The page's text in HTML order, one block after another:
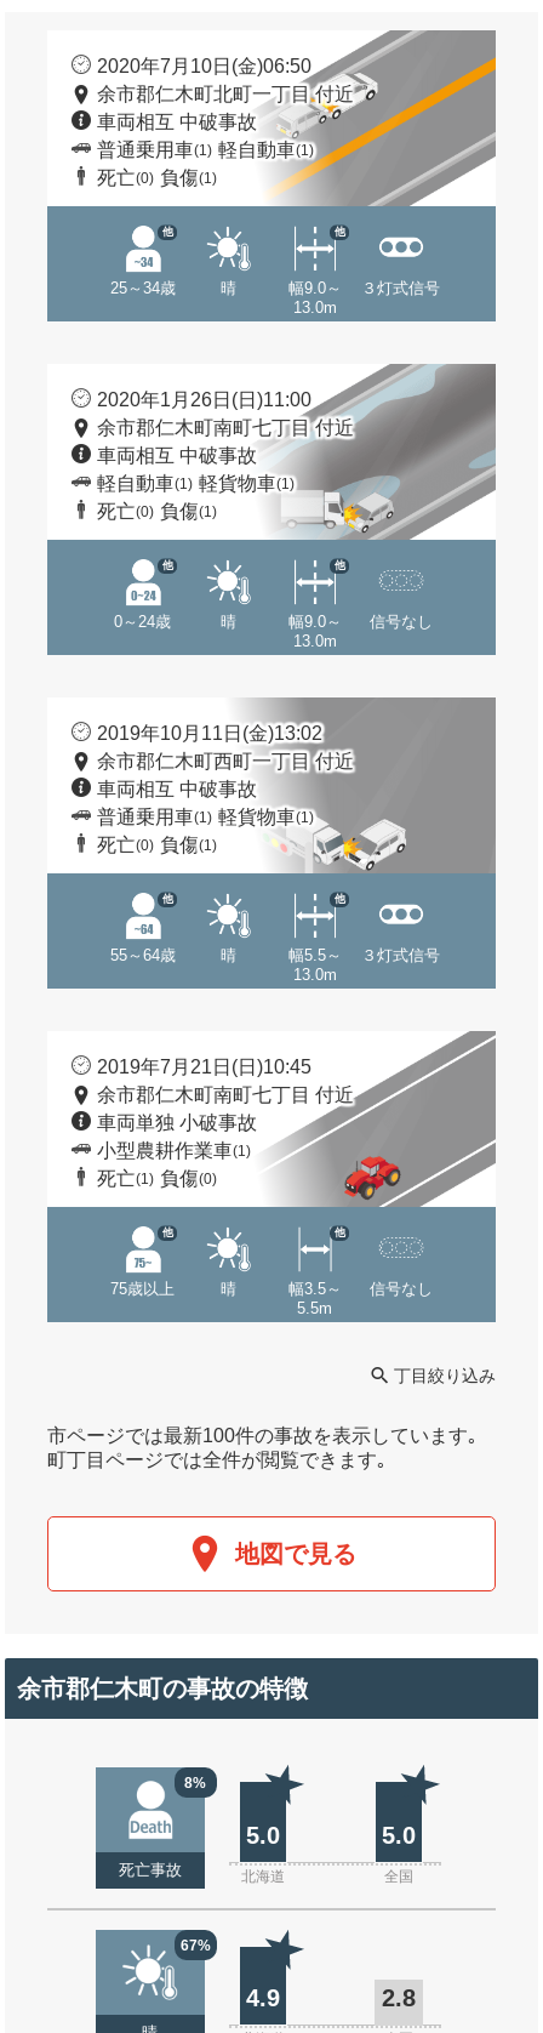
2020年7月10日(金)06:50
余市郡仁木町北町一丁目 付近
車両相互 中破事故
普通乗用車(1) 軽自動車(1)
死亡(0) 負傷(1)
25～34歳
他
晴
幅9.0～
13.0m
他
３灯式信号
2020年1月26日(日)11:00
余市郡仁木町南町七丁目 付近
車両相互 中破事故
軽自動車(1) 軽貨物車(1)
死亡(0) 負傷(1)
0～24歳
他
晴
幅9.0～
13.0m
他
信号なし
2019年10月11日(金)13:02
余市郡仁木町西町一丁目 付近
車両相互 中破事故
普通乗用車(1) 軽貨物車(1)
死亡(0) 負傷(1)
55～64歳
他
晴
幅5.5～
13.0m
他
３灯式信号
2019年7月21日(日)10:45
余市郡仁木町南町七丁目 付近
車両単独 小破事故
小型農耕作業車(1)
死亡(1) 負傷(0)
75歳以上
他
晴
幅3.5～
5.5m
他
信号なし
丁目絞り込み
市ページでは最新100件の事故を表示しています｡
町丁目ページでは全件が閲覧できます｡
地図で見る
余市郡仁木町の事故の特徴
8%
死亡事故
5.0 5.0
北海道 全国
67%
4.9 2.8